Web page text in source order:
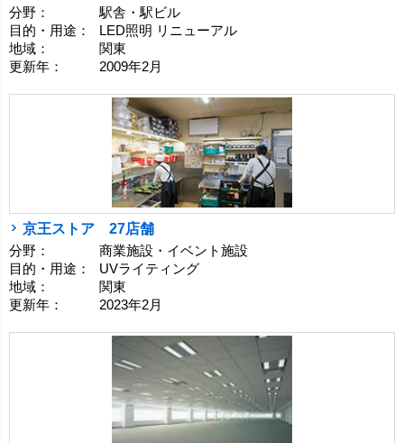
分野：
駅舎・駅ビル
目的・用途：
LED照明 リニューアル
地域：
関東
更新年：
2009年2月
京王ストア 27店舗
分野：
商業施設・イベント施設
目的・用途：
UVライティング
地域：
関東
更新年：
2023年2月